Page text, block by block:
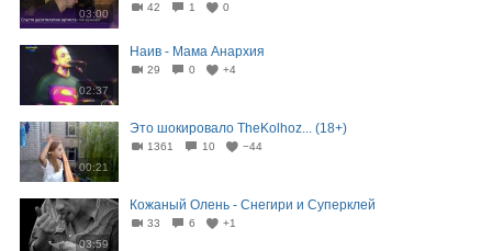
03:00
42 1 0
02:37
Наив - Мама Анархия
29 0 +4
00:21
Это шокировало TheKolhoz... (18+)
1361 10 −44
03:59
Кожаный Олень - Снегири и Суперклей
33 6 +1